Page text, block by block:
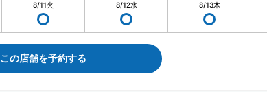
8/11火 8/12水 8/13木
この店舗を予約する